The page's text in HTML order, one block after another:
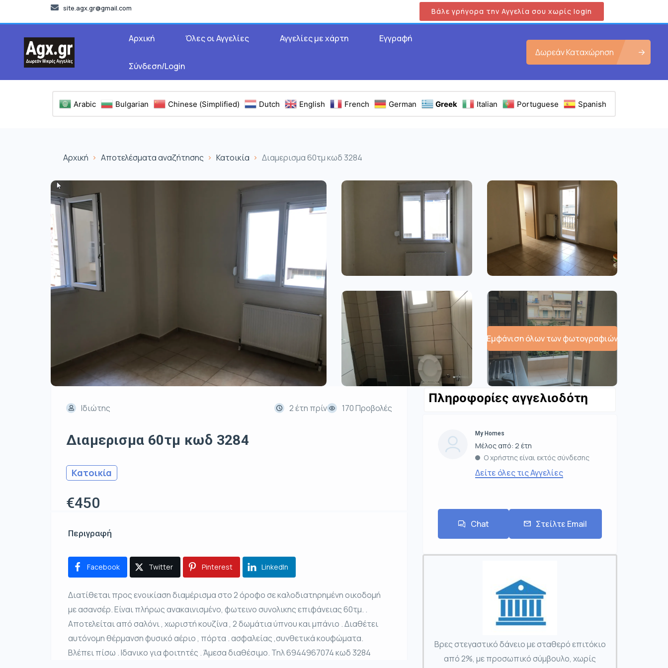
site.agx.gr@gmail.com Βάλε γρήγορα την Αγγελία σου χωρίς login
Αρχική Όλες οι Αγγελίες Αγγελίες με χάρτη Εγγραφή
Σύνδεση/Login
Δωρεάν Καταχώρηση
Arabic Bulgarian Chinese (Simplified) Dutch English French German Greek Italian Portuguese Spanish
Αρχική Αποτελέσματα αναζήτησης Κατοικία Διαμερισμα 60τμ κωδ 3284
Εμφάνιση όλων των φωτογραφιών
Ιδιώτης 2 έτη πρίν 170 Προβολές
Διαμερισμα 60τμ κωδ 3284
Κατοικία
€450
Περιγραφή
Facebook Twitter Pinterest LinkedIn
Διατίθεται προς ενοικίαση διαμέρισμα στο 2 όροφο σε καλοδιατηρημένη οικοδομή
με ασανσέρ. Είναι πλήρως ανακαινισμένο, φωτεινο συνολικης επιφάνειας 60τμ. .
Αποτελείται από σαλόνι , χωριστή κουζίνα , 2 δωμάτια ύπνου και μπάνιο . Διαθέτει
αυτόνομη θέρμανση φυσικό αέριο , πόρτα . ασφαλείας ,συνθετικά κουφώματα.
Βλέπει πίσω . Ιδανικο για φοιτητές . Άμεσα διαθέσιμο. Τηλ 6944967074 κωδ 3284
Πληροφορίες αγγελιοδότη
My Homes
Μέλος από: 2 έτη
Ο χρήστης είναι εκτός σύνδεσης
Δείτε όλες τις Αγγελίες
Chat Στείλτε Email
Βρες στεγαστικό δάνειο με σταθερό επιτόκιο
από 2%, με προσωπικό σύμβουλο, χωρίς